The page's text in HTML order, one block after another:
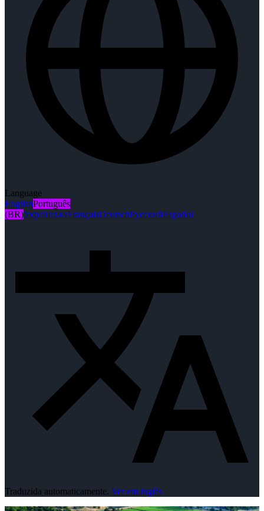
Language
EnglishPortuguês
(BR)УкраїнськаFrançaisDeutschРусскийEspañol
Traduzida automaticamente. Ver em inglês